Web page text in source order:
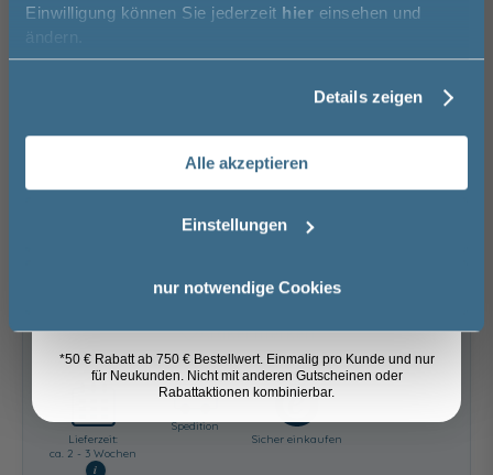
Einwilligung können Sie jederzeit hier einsehen und
ändern.
Details zeigen
Alle akzeptieren
Einstellungen
nur notwendige Cookies
keine Optionen mit Aufpreis ausgewählt
Versandkostenfrei innerhalb Deutschlands
Versand ins Ausland zzgl.Versandkosten
Artikel merken
Lieferzeit:
ca. 2 - 3 Wochen
i
Spedition
Sicher einkaufen
Vorname
Email
Anmelden
*50 € Rabatt ab 750 € Bestellwert. Einmalig pro Kunde und nur
für Neukunden. Nicht mit anderen Gutscheinen oder
Rabattaktionen kombinierbar.